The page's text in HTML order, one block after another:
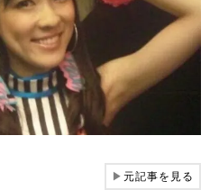
▶元記事を見る